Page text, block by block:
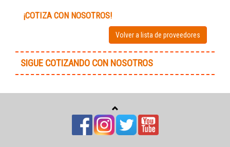
¡COTIZA CON NOSOTROS!
Volver a lista de proveedores
SIGUE COTIZANDO CON NOSOTROS